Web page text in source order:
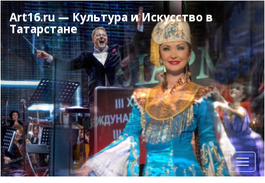
Перейти
к
основному
содержанию
Art16.ru — Культура и Искусство в
Татарстане